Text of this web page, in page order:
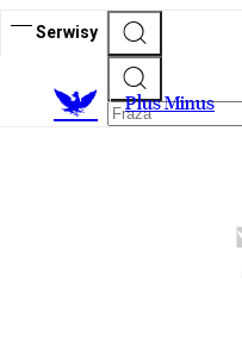
Serwisy
Plus Minus